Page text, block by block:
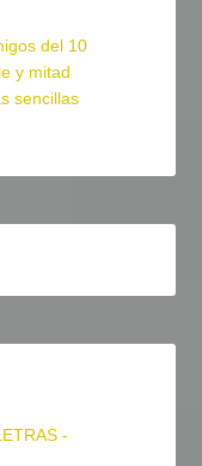
del 10
y mitad
sencillas
-